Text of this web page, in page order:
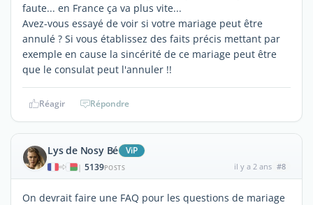
faute... en France ça va plus vite...
Avez-vous essayé de voir si votre mariage peut être
annulé ? Si vous établissez des faits précis mettant par
exemple en cause la sincérité de ce mariage peut être
que le consulat peut l'annuler !!
Réagir Répondre
Lys de Nosy Bé ViP
| 5139POSTS il y a 2 ans #8
On devrait faire une FAQ pour les questions de mariage